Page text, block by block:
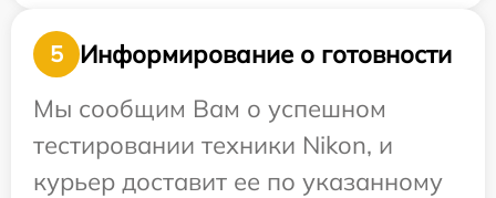
5
Информирование о готовности
Мы сообщим Вам о успешном
тестировании техники Nikon, и
курьер доставит ее по указанному